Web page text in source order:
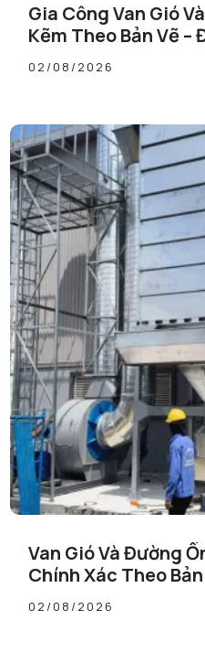
Gia Công Van Gió
Kẽm Theo Bản Vẽ –
Lượng, Đúng Tiến Độ
02/08/2026
Van Gió Và Đường
Chính Xác Theo
Tảng Cho Hệ Thống
02/08/2026